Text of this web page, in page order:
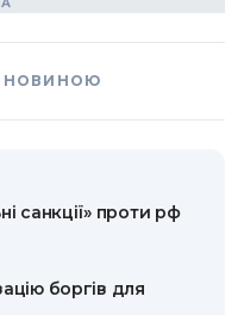
НОВИНОЮ
санкції» проти рф
боргів для